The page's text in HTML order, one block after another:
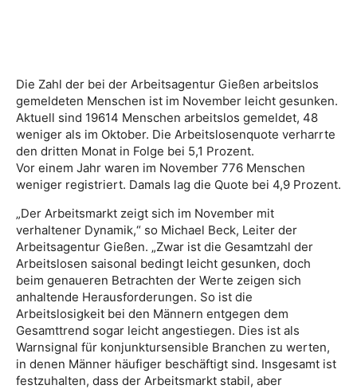
Die Zahl der bei der Arbeitsagentur Gießen arbeitslos
gemeldeten Menschen ist im November leicht gesunken.
Aktuell sind 19614 Menschen arbeitslos gemeldet, 48
weniger als im Oktober. Die Arbeitslosenquote verharrte
den dritten Monat in Folge bei 5,1 Prozent.
Vor einem Jahr waren im November 776 Menschen
weniger registriert. Damals lag die Quote bei 4,9 Prozent.
„Der Arbeitsmarkt zeigt sich im November mit
verhaltener Dynamik,“ so Michael Beck, Leiter der
Arbeitsagentur Gießen. „Zwar ist die Gesamtzahl der
Arbeitslosen saisonal bedingt leicht gesunken, doch
beim genaueren Betrachten der Werte zeigen sich
anhaltende Herausforderungen. So ist die
Arbeitslosigkeit bei den Männern entgegen dem
Gesamttrend sogar leicht angestiegen. Dies ist als
Warnsignal für konjunktursensible Branchen zu werten,
in denen Männer häufiger beschäftigt sind. Insgesamt ist
festzuhalten, dass der Arbeitsmarkt stabil, aber